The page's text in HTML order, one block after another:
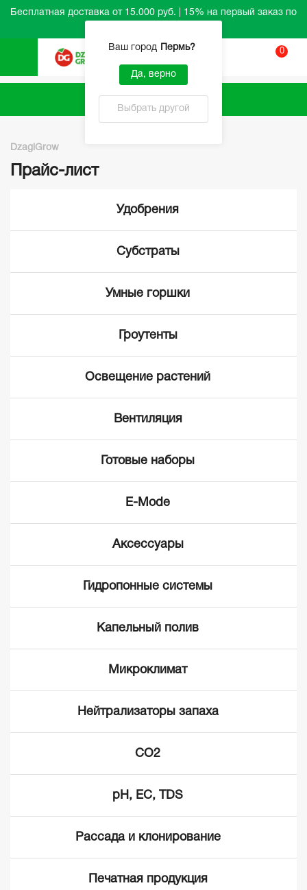
Бесплатная доставка от 15.000 руб. | 15% на первый заказ по
Ваш город Пермь?
Да, верно
Выбрать другой
0
DzagiGrow
Прайс-лист
Удобрения
Субстраты
Умные горшки
Гроутенты
Освещение растений
Вентиляция
Готовые наборы
E-Mode
Аксессуары
Гидропонные системы
Капельный полив
Микроклимат
Нейтрализаторы запаха
CO2
pH, EC, TDS
Рассада и клонирование
Печатная продукция